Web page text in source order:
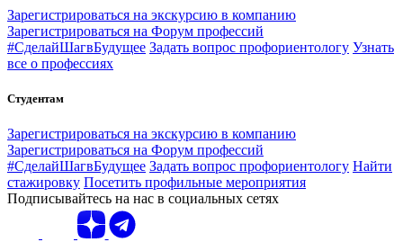
Зарегистрироваться на экскурсию в компанию
Зарегистрироваться на Форум профессий
#СделайШагвБудущее Задать вопрос профориентологу Узнать
все о профессиях
Студентам
Зарегистрироваться на экскурсию в компанию
Зарегистрироваться на Форум профессий
#СделайШагвБудущее Задать вопрос профориентологу Найти
стажировку Посетить профильные мероприятия
Подписывайтесь на нас в социальных сетях